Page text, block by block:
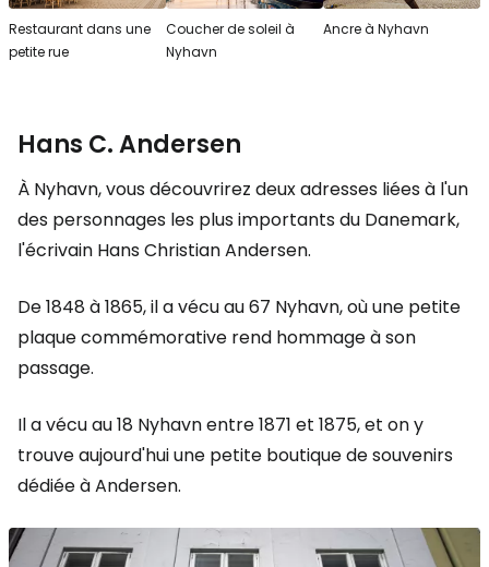
Restaurant dans une
petite rue
Coucher de soleil à
Nyhavn
Ancre à Nyhavn
Hans C. Andersen
À Nyhavn, vous découvrirez deux adresses liées à l'un
des personnages les plus importants du Danemark,
l'écrivain Hans Christian Andersen.
De 1848 à 1865, il a vécu au 67 Nyhavn, où une petite
plaque commémorative rend hommage à son
passage.
Il a vécu au 18 Nyhavn entre 1871 et 1875, et on y
trouve aujourd'hui une petite boutique de souvenirs
dédiée à Andersen.